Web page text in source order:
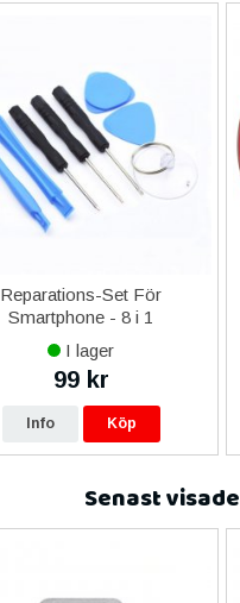
Reparations-Set För
Smartphone - 8 i 1
I lager
99 kr
Info Köp
Senast